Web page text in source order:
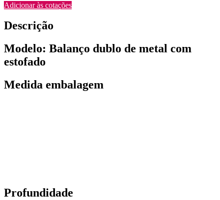
Adicionar às cotações
Descrição
Modelo: Balanço dublo de metal com
estofado
Medida embalagem
Profundidade